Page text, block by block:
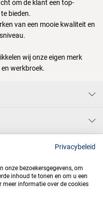
om de klant een top-
bieden.
van een mooie kwaliteit en
wij onze eigen merk
werkbroek.
Privacybeleid
onze bezoekersgegevens, om
inhoud te tonen en om u een
meer informatie over de cookies